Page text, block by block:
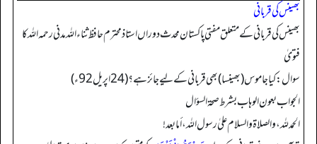
بھینس کی قربانی
بھینس کی قربانی کے متعلق مفتی پاکستان محدث دوراں استاذ محترم حافظ ثناء اللہ مدنی رحمہ اللہ کا
فتویٰ
سوال: کیا جاموس (بھینسا) بھی قربانی کے لیے جائز ہے؟ (24 اپریل92ء)
الجواب بعون الوهاب بشرط صحة السؤال
الحمد لله، والصلاة والسلام علىٰ رسول الله، أما بعد!